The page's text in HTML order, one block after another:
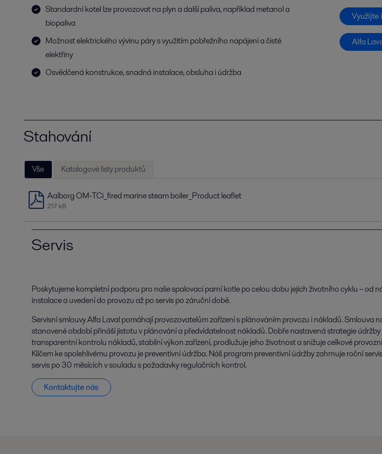
Standardní kotel lze provozovat na plyn a další paliva, například metanol a
biopaliva
Možnost elektrického vývinu páry s využitím pobřežního napájení a čisté
elektřiny
Osvědčená konstrukce, snadná instalace, obsluha i údržba
Využijte
Alfa
Stahování
Vše Katalogové listy produktů
Aalborg OM-TCi_fired marine steam boiler_Product leaflet
217 kB
Servis
Poskytujeme kompletní podporu pro naše spalovací parní kotle po celou dobu jejich životního cyklu – od
instalace a uvedení do provozu až po servis po záruční době.
Servisní smlouvy Alfa Laval pomáhají provozovatelům zařízení s plánováním provozu i nákladů. Smlouva
stanovené období přináší jistotu v plánování a předvídatelnost nákladů. Dobře nastavená strategie
transparentní kontrolu nákladů, stabilní výkon zařízení, prodlužuje jeho životnost a snižuje celkové
Klíčem ke spolehlivému provozu je preventivní údržba. Náš program preventivní údržby zahrnuje roční
servis po 30 měsících v souladu s požadavky regulačních kontrol.
Kontaktujte nás